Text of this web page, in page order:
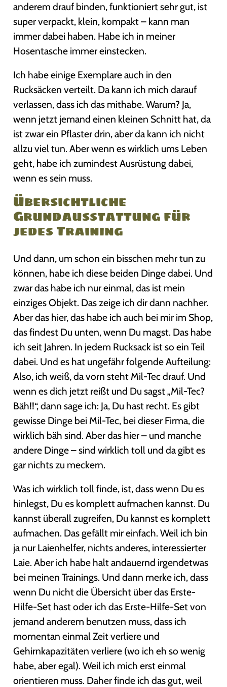
anderem drauf binden, funktioniert sehr gut, ist
super verpackt, klein, kompakt – kann man
immer dabei haben. Habe ich in meiner
Hosentasche immer einstecken.
Ich habe einige Exemplare auch in den
Rucksäcken verteilt. Da kann ich mich darauf
verlassen, dass ich das mithabe. Warum? Ja,
wenn jetzt jemand einen kleinen Schnitt hat, da
ist zwar ein Pflaster drin, aber da kann ich nicht
allzu viel tun. Aber wenn es wirklich ums Leben
geht, habe ich zumindest Ausrüstung dabei,
wenn es sein muss.
Übersichtliche
Grundausstattung für
jedes Training
Und dann, um schon ein bisschen mehr tun zu
können, habe ich diese beiden Dinge dabei. Und
zwar das habe ich nur einmal, das ist mein
einziges Objekt. Das zeige ich dir dann nachher.
Aber das hier, das habe ich auch bei mir im Shop,
das findest Du unten, wenn Du magst. Das habe
ich seit Jahren. In jedem Rucksack ist so ein Teil
dabei. Und es hat ungefähr folgende Aufteilung:
Also, ich weiß, da vorn steht Mil-Tec drauf. Und
wenn es dich jetzt reißt und Du sagst „Mil-Tec?
Bäh!!“, dann sage ich: Ja, Du hast recht. Es gibt
gewisse Dinge bei Mil-Tec, bei dieser Firma, die
wirklich bäh sind. Aber das hier – und manche
andere Dinge – sind wirklich toll und da gibt es
gar nichts zu meckern.
Was ich wirklich toll finde, ist, dass wenn Du es
hinlegst, Du es komplett aufmachen kannst. Du
kannst überall zugreifen, Du kannst es komplett
aufmachen. Das gefällt mir einfach. Weil ich bin
ja nur Laienhelfer, nichts anderes, interessierter
Laie. Aber ich habe halt andauernd irgendetwas
bei meinen Trainings. Und dann merke ich, dass
wenn Du nicht die Übersicht über das Erste-
Hilfe-Set hast oder ich das Erste-Hilfe-Set von
jemand anderem benutzen muss, dass ich
momentan einmal Zeit verliere und
Gehirnkapazitäten verliere (wo ich eh so wenig
habe, aber egal). Weil ich mich erst einmal
orientieren muss. Daher finde ich das gut, weil